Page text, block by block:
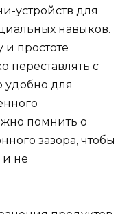
устройств для
навыков.
простоте
переставлять с
удобно для
помнить о
зазора, чтобы
и не